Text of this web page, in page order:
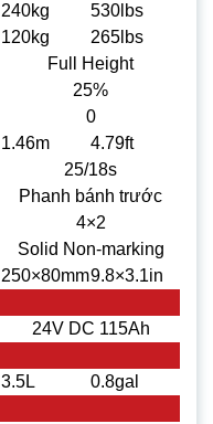
240kg
530lbs
120kg
265lbs
Full Height
25%
0
1.46m
4.79ft
25/18s
Phanh bánh trước
4×2
Solid Non-marking
250×80mm9.8×3.1in
24V DC 115Ah
3.5L
0.8gal